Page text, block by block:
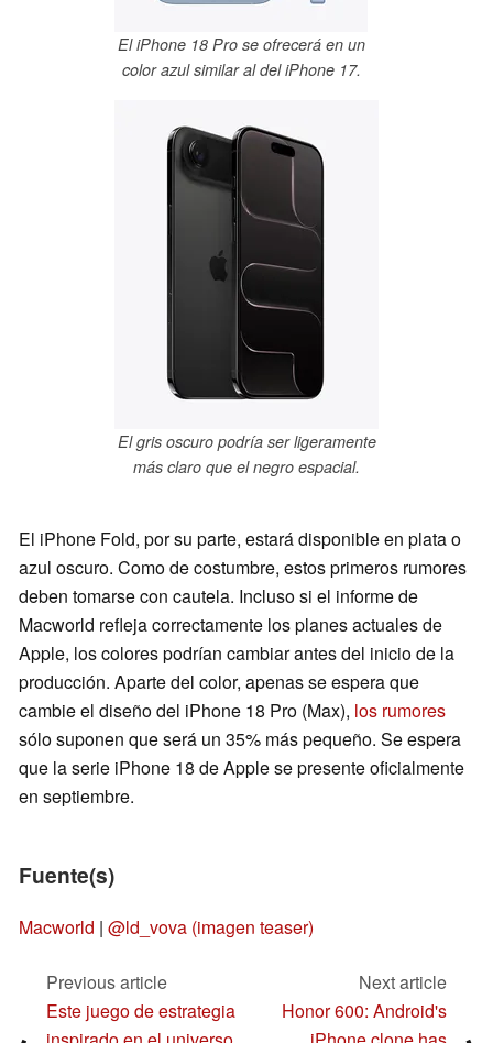
El iPhone 18 Pro se ofrecerá en un
color azul similar al del iPhone 17.
El gris oscuro podría ser ligeramente
más claro que el negro espacial.
El iPhone Fold, por su parte, estará disponible en plata o
azul oscuro. Como de costumbre, estos primeros rumores
deben tomarse con cautela. Incluso si el informe de
Macworld refleja correctamente los planes actuales de
Apple, los colores podrían cambiar antes del inicio de la
producción. Aparte del color, apenas se espera que
cambie el diseño del iPhone 18 Pro (Max), los rumores
sólo suponen que será un 35% más pequeño. Se espera
que la serie iPhone 18 de Apple se presente oficialmente
en septiembre.
Fuente(s)
Macworld | @ld_vova (imagen teaser)
Previous article
Este juego de estrategia
Next article
Honor 600: Android's